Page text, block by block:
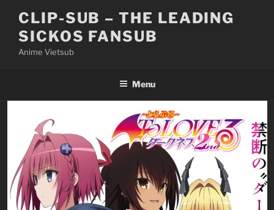
content
CLIP-SUB – THE LEADING
SICKOS FANSUB
Anime Vietsub
Menu